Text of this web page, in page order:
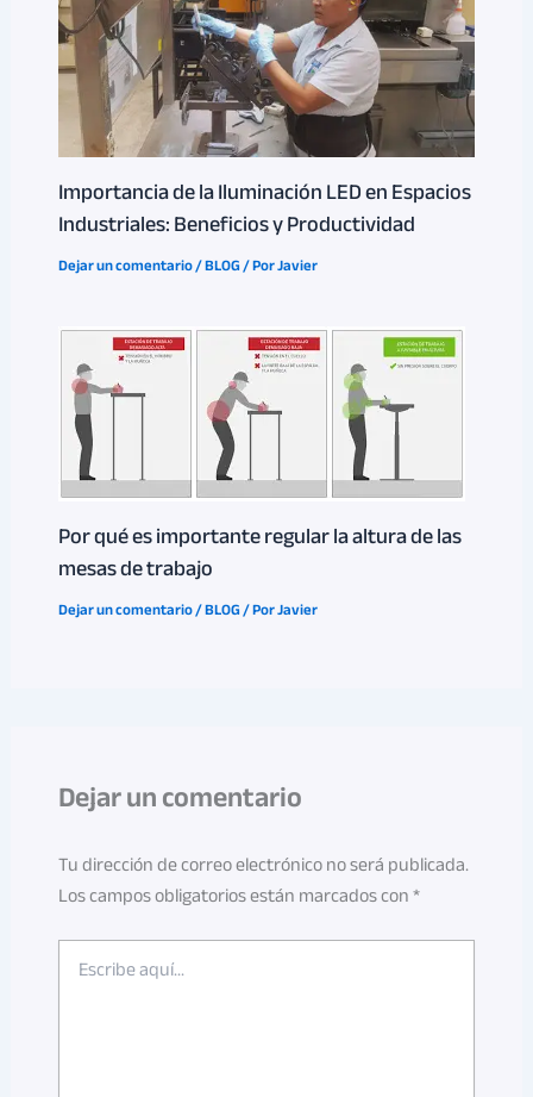
Importancia de la Iluminación LED en Espacios
Industriales: Beneficios y Productividad
Dejar un comentario/BLOG/ PorJavier
Por qué es importante regular la altura de las
mesas de trabajo
Dejar un comentario/BLOG/ PorJavier
Dejar un comentario
Tu dirección de correo electrónico no será publicada.
Los campos obligatorios están marcados con*
Escribe
aquí...